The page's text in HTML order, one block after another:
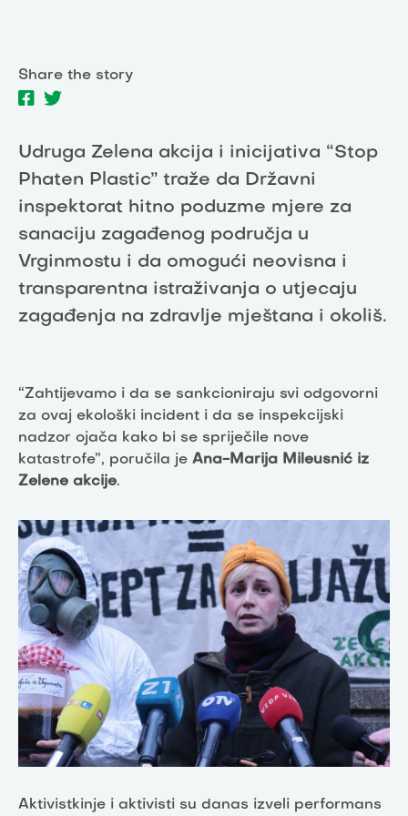
Share the story
Udruga Zelena akcija i inicijativa “Stop
Phaten Plastic” traže da Državni
inspektorat hitno poduzme mjere za
sanaciju zagađenog područja u
Vrginmostu i da omogući neovisna i
transparentna istraživanja o utjecaju
zagađenja na zdravlje mještana i okoliš.
“Zahtijevamo i da se sankcioniraju svi odgovorni
za ovaj ekološki incident i da se inspekcijski
nadzor ojača kako bi se spriječile nove
katastrofe”, poručila je Ana-Marija Mileusnić iz
Zelene akcije.
Aktivistkinje i aktivisti su danas izveli performans